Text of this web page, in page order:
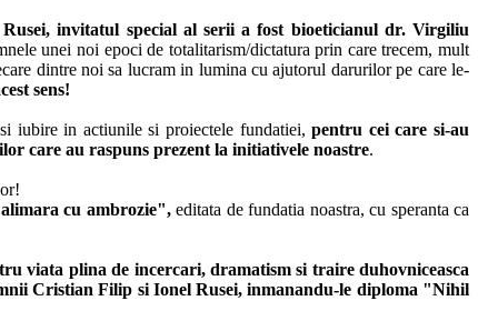
invitatul special al serii a fost bioeticianul dr. Virgiliu
unei noi epoci de totalitarism/dictatura prin care trecem, mult
dintre noi sa lucram in lumina cu ajutorul darurilor pe care le-
sens!
iubire in actiunile si proiectele fundatiei, pentru cei care si-au
care au raspuns prezent la initiativele noastre.
cu ambrozie",editata de fundatia noastra, cu speranta ca
viata plina de incercari, dramatism si traire duhovniceasca
Cristian Filip si Ionel Rusei, inmanandu-le diploma "Nihil